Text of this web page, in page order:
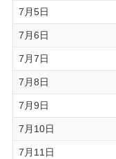
7月5日
7月6日
7月7日
7月8日
7月9日
7月10日
7月11日